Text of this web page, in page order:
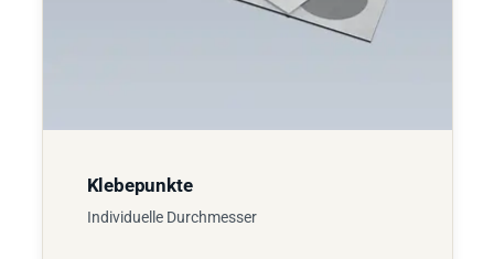
Klebepunkte
Individuelle Durchmesser